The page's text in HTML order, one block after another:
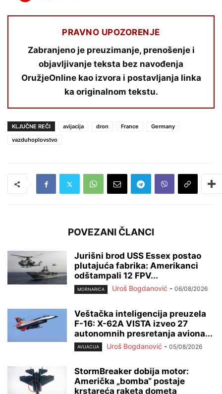
PRAVNO UPOZORENJE
Zabranjeno je preuzimanje, prenošenje i
objavljivanje teksta bez navođenja
OružjeOnline kao izvora i postavljanja linka
ka originalnom tekstu.
KLJUČNE REČI avijacija dron France
Germany
vazduhoplovstvo
POVEZANI ČLANCI
Jurišni brod USS Essex postao
plutajuća fabrika: Amerikanci
odštampali 12 FPV...
MORNARICA Uroš Bogdanović - 06/08/2026
Veštačka inteligencija preuzela
F-16: X-62A VISTA izveo 27
autonomnih presretanja aviona...
AVIJACIJA Uroš Bogdanović - 05/08/2026
StormBreaker dobija motor:
Američka „bomba“ postaje
krstareća raketa dometa